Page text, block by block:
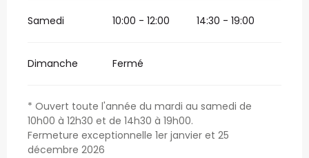
Samedi 10:00 - 12:00 14:30 - 19:00
Dimanche Fermé
* Ouvert toute l'année du mardi au samedi de
10h00 à 12h30 et de 14h30 à 19h00.
Fermeture exceptionnelle 1er janvier et 25
décembre 2026